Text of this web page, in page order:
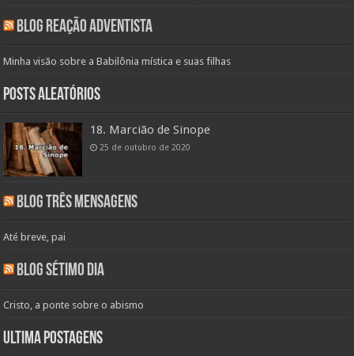
Blog Reação Adventista
Minha visão sobre a Babilônia mística e suas filhas
Posts aleatórios
18. Marcião de Sinope
25 de outubro de 2020
Blog Três Mensagens
Até breve, pai
Blog Sétimo Dia
Cristo, a ponte sobre o abismo
Ultima Postagens